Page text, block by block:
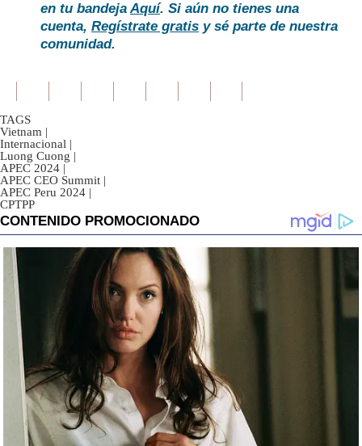
en tu bandejaAquí. Si aún no tienes una
cuenta, Regístrate gratis y sé parte de nuestra
comunidad.
TAGS
Vietnam |
Internacional |
Luong Cuong |
APEC 2024 |
APEC CEO Summit |
APEC Peru 2024 |
CPTPP